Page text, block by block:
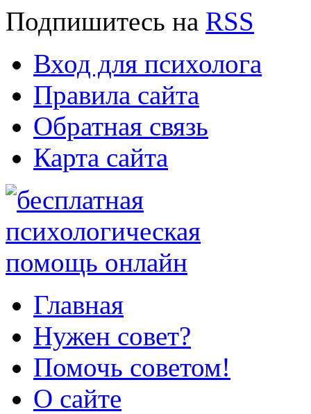
Подпишитесь на RSS
Вход для психолога
Правила сайта
Обратная связь
Карта сайта
Главная
Нужен совет?
Помочь советом!
О сайте